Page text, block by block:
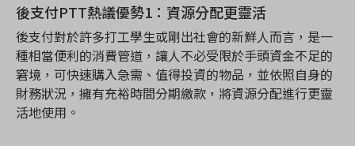
後支付PTT熱議優勢1 ：資源分配更靈活
後支付對於許多打工學生或剛出社會的新鮮人而言，是一
種相當便利的消費管道，讓人不必受限於手頭資金不足的
窘境，可快速購入急需、值得投資的物品，並依照自身的
財務狀況，擁有充裕時間分期繳款，將資源分配進行更靈
活地使用。